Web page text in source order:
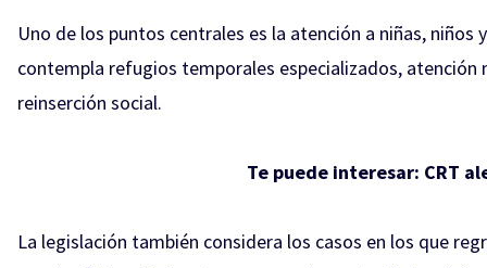
Uno de los puntos centrales es la atención a niñas,
contempla refugios temporales especializados,
reinserción social.
Te puede interesar: CRT
La legislación también considera los casos en los que